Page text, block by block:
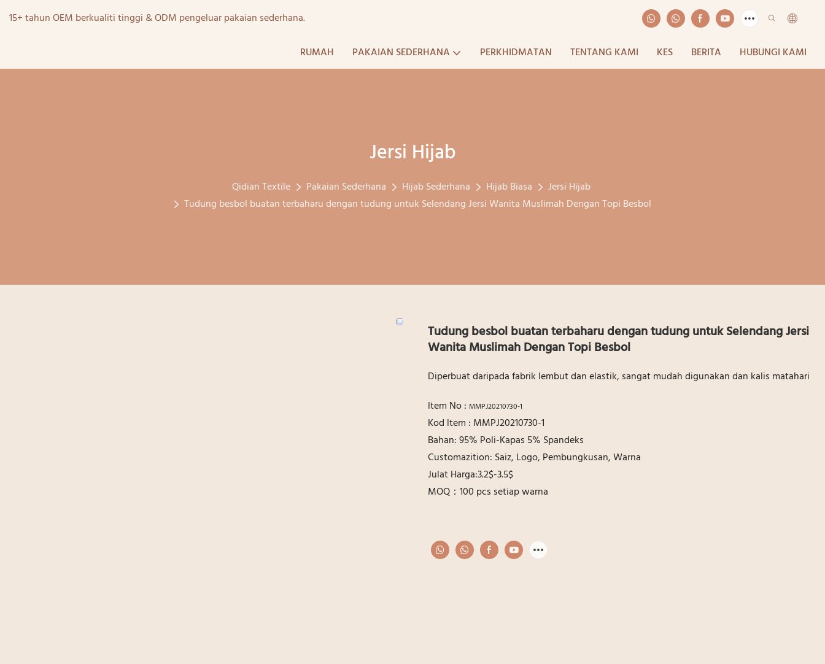
15+ tahun OEM berkualiti tinggi & ODM pengeluar pakaian sederhana.
RUMAH PAKAIAN SEDERHANA PERKHIDMATAN TENTANG KAMI KES BERITA HUBUNGI KAMI
Jersi Hijab
Qidian Textile Pakaian Sederhana Hijab Sederhana Hijab Biasa
Jersi Hijab
Tudung besbol buatan terbaharu dengan tudung untuk Selendang Jersi Wanita Muslimah Dengan Topi Besbol
Tudung besbol buatan terbaharu dengan tudung untuk Selendang Jersi
Wanita Muslimah Dengan Topi Besbol
Diperbuat daripada fabrik lembut dan elastik, sangat mudah digunakan dan kalis matahari
ltem No : MMPJ20210730-1
Kod ltem : MMPJ20210730-1
Bahan: 95% Poli-Kapas 5% Spandeks
Customazition: Saiz, Logo, Pembungkusan, Warna
Julat Harga:3.2$-3.5$
MOQ：100 pcs setiap warna